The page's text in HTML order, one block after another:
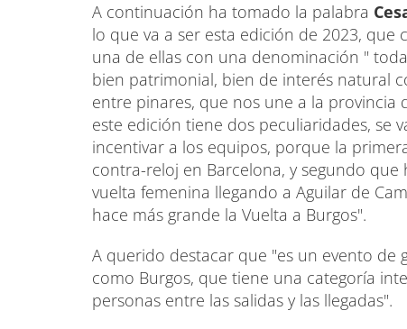
A continuación ha tomado la palabra
lo que va a ser esta edición de 2023, que
una de ellas con una denominación "
bien patrimonial, bien de interés natural
entre pinares, que nos une a la provincia
este edición tiene dos peculiaridades, se
incentivar a los equipos, porque la
contra-reloj en Barcelona, y segundo
vuelta femenina llegando a Aguilar de
hace más grande la Vuelta a Burgos".
A querido destacar que "es un evento
como Burgos, que tiene una categoría
personas entre las salidas y las llegadas".